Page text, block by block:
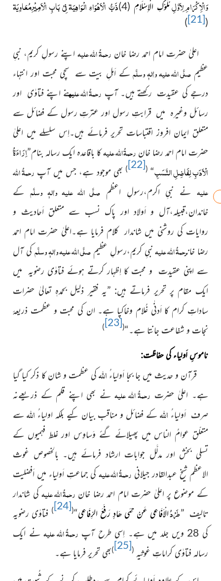
وَالْاِکْرَامِ لِاَوَّلِمُلُوْکِ الْاِسْلَامِ (4) ذَبُّ الْاَھْوَاءِ الْوَاھِیَۃ فِیْ بَابِ الْاَمِیْرِمُعَاوِیَۃ
(
[21]
)
اعلیٰ حضرت امام احمد رضا خان رحمۃُ اللہ علیہاپنے رسولِ کریم، نبیِ
عظیم صلَّی اللہ علیہ واٰلہٖ وسلَّمکے اَہلِ بیت سے سچی محبت اور انتہاء
درجے کی عقیدت رکھتے ہیں۔ آپ رحمۃُ اللہ علیہنے اپنے فتاوٰی اور
رسائل وغیرہ میں قرابتِ رسول اور عترتِ رسول کے فضائل سے
متعلق ایمان افروز اقتباسات تحریر فرمائے ہیں۔اِس سلسلے میں اعلیٰ
حضرت امام احمد رضا خان رحمۃُ اللہ علیہکا باقاعدہ ایک رسالہ بنام”اِرَاءَۃُ
الْاَدَبِ لِفَاضِلِ النَّسَبِ“
(
[22]
) بھی موجود ہے، جس میں آپ رحمۃُ اللہ
علیہ نے نبیِ اکرم،رسولِ اعظم صلَّی اللہ علیہ واٰلہٖ وسلَّم کے
خاندان،قبیلہ،آل و اَولاد اور پاک نسب سے متعلق اَحادیث و
روایات کی روشنی میں شاندار کلام فرمایا ہے۔اعلیٰ حضرت امام احمد
رضا خانرحمۃُ اللہ علیہنبیِ کریم،رسولِ عظیم صلَّی اللہ علیہ واٰلہٖ وسلَّم کی آل
سے اپنی عقیدت و محبت کا اِظہار کرتے ہوئے فتاوٰی رضویہ میں
ایک مقام پر تحریر فرماتے ہیں: ”یہ فقیر ذلیل بحمدہٖ تعالیٰ حضرات
ساداتِ کرام کا اَدنٰی غُلام وخاکپا ہے۔ ان کی محبت و عظمت ذریعۂ
نجات و شفاعت جانتا ہے۔“(
[23]
)
ناموسِ اَولیاء کی حفاظت:
قرآن و حدیث میں جا بجا اَولیاءُ اللہکی عظمت و شان کا ذکر کیا گیا
ہے۔ اعلیٰ حضرت رحمۃُ اللہ علیہنے بھی اپنے قلم کے ذریعےنہ
صرف اَولیاءُ اللہکے فضائل و مناقب بیان کیے بلکہ اولیاءُ اللہسے
متعلّق عوامُ الناس میں پھیلائے گئے وَساوِس اور غلط فہمیوں کے
تسلی بخش اور مدلَّل جوابات ارشاد فرمائے ہیں۔ بالخصوص غوث
الاعظم شیخ عبدالقادر جیلانی رحمۃُ اللہ علیہ کی جماعتِ اَولیاء میں اَفضلیت
کے موضوع پر اعلیٰ حضرت امام احمد رضا خان رحمۃُ اللہ علیہکی شاندار
تالیف ”طَرْدُالْاَفَاعِی عَنْ حِمَی ھَادٍ رَفَعَ الرِّفَاعِی“
(
[24]
) فتاوٰی رضویہ
کی 28 ویں
جلد میں ہے۔ اِسی طرح آپ رحمۃُ اللہ علیہنے ایک
رسالہ فتاوٰی کراماتِ غوثیہ (
[25]
)بھی تحریر فرمایا ہے۔